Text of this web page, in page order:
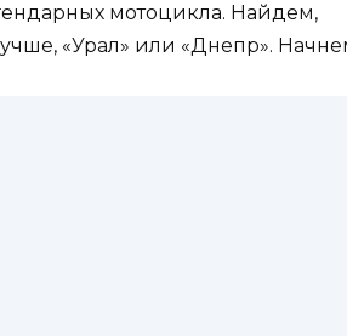
мотоцикла. Найдем,
«Урал» или «Днепр».